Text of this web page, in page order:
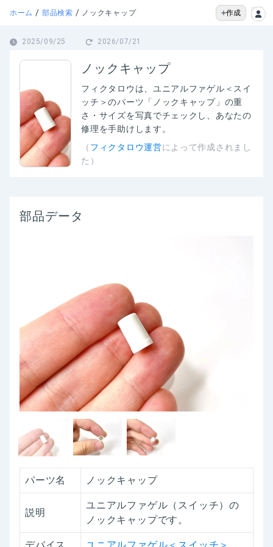
ホーム / 部品検索 / ノックキャップ 作成
2025/09/25 2026/07/21
ノックキャップ
フィクタロウは、 ユニアルファゲル＜スイ
ッチ＞のパーツ「ノックキャップ」の重
さ・サイズを写真でチェックし、あなたの
修理を手助けします。
（ フィクタロウ運営によって作成されまし
た）
部品データ
パーツ名 ノックキャップ
説明
ユニアルファゲル（スイッチ）の
ノックキャップです。